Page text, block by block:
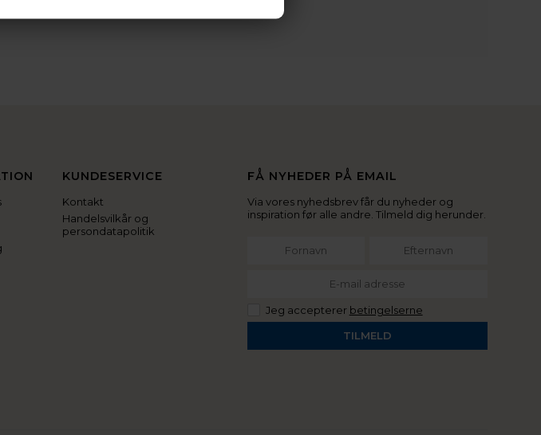
KUNDESERVICE
Kontakt
Handelsvilkår og
persondatapolitik
FÅ NYHEDER PÅ EMAIL
Via vores nyhedsbrev får du nyheder og
inspiration før alle andre. Tilmeld dig herunder.
Jeg accepterer betingelserne